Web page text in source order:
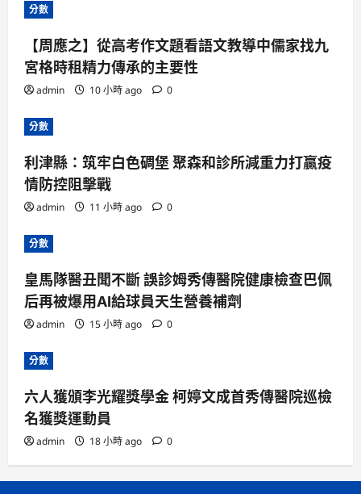
分數
【周應之】從高考作文題看語文教導中儒家找九
宮格時租精力傳承的主要性
admin 10 小時 ago 0
分數
利津縣：筑牢白色碉堡 聚森和診所減重力打贏疫
情防控阻擊戰
admin 11 小時 ago 0
分數
皇馬隊醫丑聞不斷 誤診姆秀傳醫院健康檢查巴佩
后再被爆用AI給球員天生營養補劑
admin 15 小時 ago 0
分數
六人獲頒李光耀獎學金 柯婷文成首秀傳醫院巡檢
名獲獎運動員
admin 18 小時 ago 0